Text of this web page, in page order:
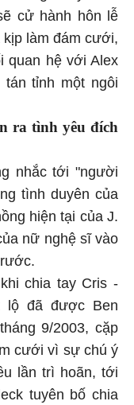
cử hành hôn lễ
làm đám cưới,
quan hệ với Alex
tán tỉnh một ngôi
ra tình yêu đích
nhắc tới "người
tình duyên của
hiện tại của J.
nữ nghệ sĩ vào
chia tay Cris -
lộ đã được Ben
9/2003, cặp
cưới vì sự chú ý
lần trì hoãn, tới
tuyên bố chia